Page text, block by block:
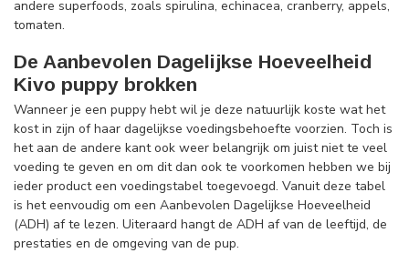
andere superfoods, zoals spirulina, echinacea, cranberry, appels,
tomaten.
De Aanbevolen Dagelijkse Hoeveelheid
Kivo puppy brokken
Wanneer je een puppy hebt wil je deze natuurlijk koste wat het
kost in zijn of haar dagelijkse voedingsbehoefte voorzien. Toch is
het aan de andere kant ook weer belangrijk om juist niet te veel
voeding te geven en om dit dan ook te voorkomen hebben we bij
ieder product een voedingstabel toegevoegd. Vanuit deze tabel
is het eenvoudig om een Aanbevolen Dagelijkse Hoeveelheid
(ADH) af te lezen. Uiteraard hangt de ADH af van de leeftijd, de
prestaties en de omgeving van de pup.